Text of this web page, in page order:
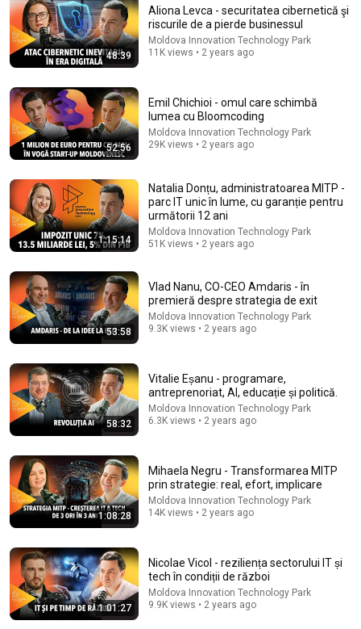
New 90K views
🚨 If Cops Say "I Smell Alcohol" — Say THIS
James Whitmore
New
910K views
Povestea Monalisei Klusch - De la abuz la libertate -
Youthforchange • 5.7K views
48:39
Aliona Levca - securitatea cibernetică şi
riscurile de a pierde businessul
Moldova Innovation Technology Park
11K views • 2 years ago
52:56
Emil Chichioi - omul care schimbă
lumea cu Bloomcoding
Moldova Innovation Technology Park
29K views • 2 years ago
1:15:14
Natalia Donțu, administratoarea MITP -
parc IT unic în lume, cu garanție pentru
următorii 12 ani
Moldova Innovation Technology Park
51K views • 2 years ago
53:58
Vlad Nanu, CO-CEO Amdaris - în
premieră despre strategia de exit
Moldova Innovation Technology Park
9.3K views • 2 years ago
58:32
Vitalie Eșanu - programare,
antreprenoriat, AI, educație și politică.
Moldova Innovation Technology Park
6.3K views • 2 years ago
1:08:28
Mihaela Negru - Transformarea MITP
prin strategie: real, efort, implicare
Moldova Innovation Technology Park
14K views • 2 years ago
1:01:27
Nicolae Vicol - reziliența sectorului IT și
tech în condiții de război
Moldova Innovation Technology Park
9.9K views • 2 years ago